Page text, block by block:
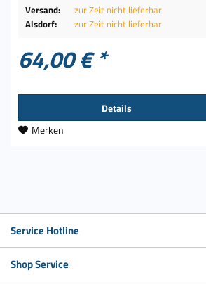
Versand:
zur Zeit nicht lieferbar
Alsdorf:
zur Zeit nicht lieferbar
64,00 € *
Details
Merken
Service Hotline
Shop Service